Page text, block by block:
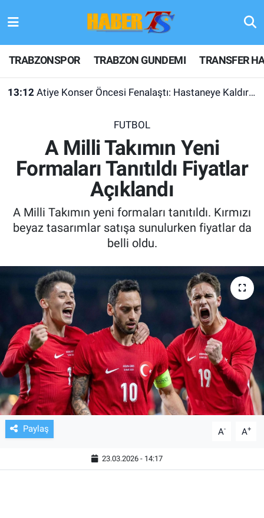
TRABZONSPOR TRABZON GUNDEMI TRANSFER
13:12 Atiye Konser Öncesi Fenalaştı: Hastaneye Kaldırıldı
FUTBOL
A Milli Takımın Yeni
Formaları Tanıtıldı Fiyatlar
Açıklandı
A Milli Takımın yeni formaları tanıtıldı. Kırmızı
beyaz tasarımlar satışa sunulurken fiyatlar da
belli oldu.
Paylaş A- A+
23.03.2026 - 14:17
TRABZONSPOR
TRABZON GUNDEMI
KULİS MEYDANI
1461 TRABZON
FUTBOL
TV VE SİNEMA
BASKETBOL
SAĞLIK
GENEL
KÜLTÜR SANAT
ASAYİŞ
EKONOMİ
Hava Durumu
Trafik Durumu
Son Dakika Haberleri